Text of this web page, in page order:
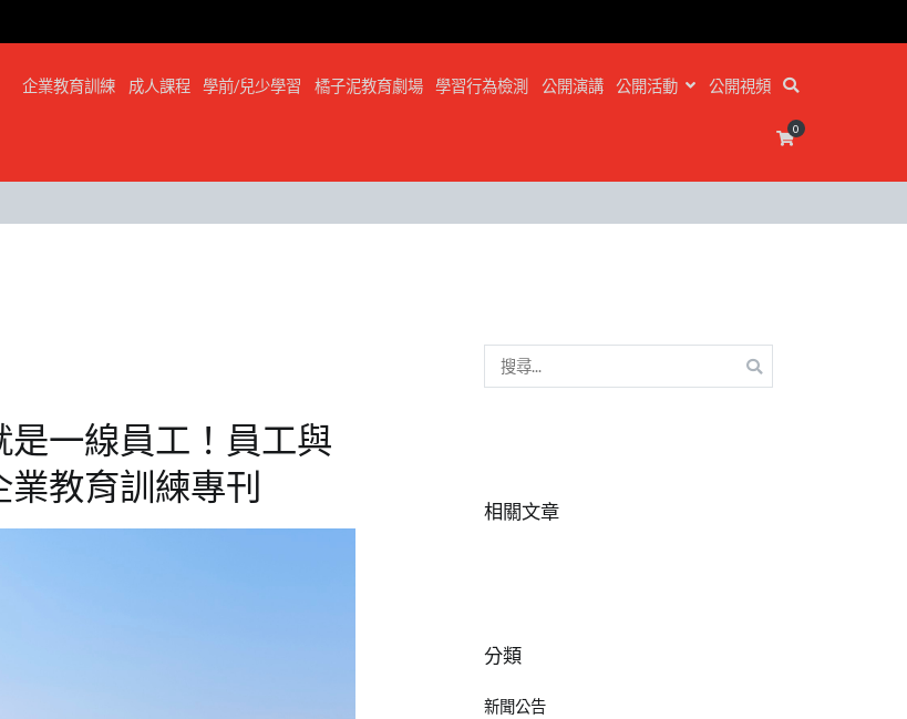
企業教育訓練 成人課程 學前/兒少學習 橘子泥教育劇場 學習行為檢測 公開演講 公開活動 公開視頻
0
一線員工！員工與
教育訓練專刊
尋
相關文章
分類
新聞公告